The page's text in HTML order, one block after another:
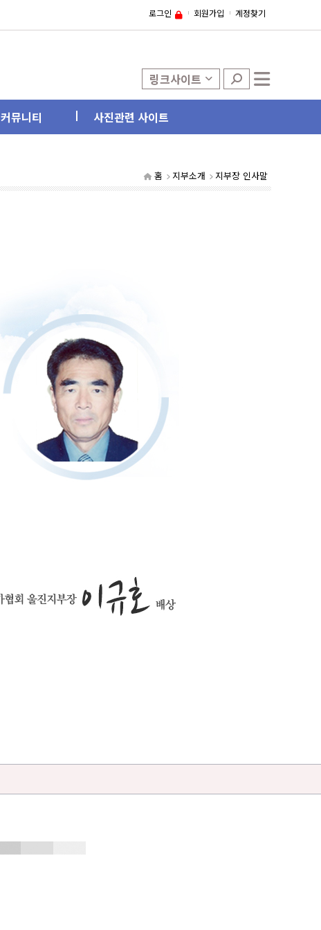
로그인 회원가입 계정찾기
링크사이트
커뮤니티 사진관련 사이트
홈 지부소개 지부장 인사말